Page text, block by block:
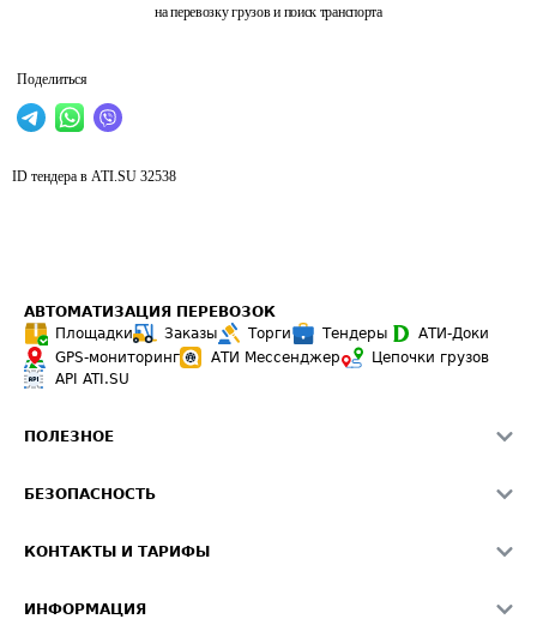
на перевозку грузов и поиск транспорта
Поделиться
ID тендера в ATI.SU 32538
АВТОМАТИЗАЦИЯ ПЕРЕВОЗОК
Площадки
Заказы Торги Тендеры
АТИ-Доки
GPS-мониторинг
АТИ Мессенджер
Цепочки грузов
API ATI.SU
ПОЛЕЗНОЕ
Звезды ATI.SU на вашем сайте
Средние ставки
БЕЗОПАСНОСТЬ
Светофор+
КОНТАКТЫ И ТАРИФЫ
ИНФОРМАЦИЯ